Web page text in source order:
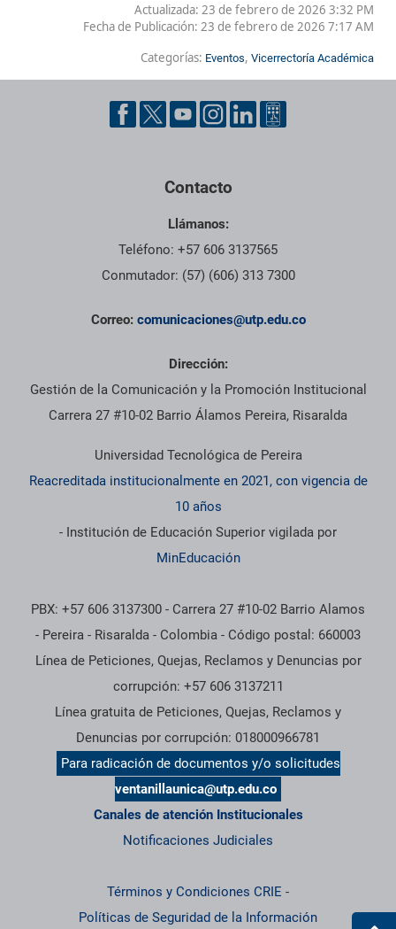
Actualizada: 23 de febrero de 2026 3:32 PM
Fecha de Publicación: 23 de febrero de 2026 7:17 AM
Categorías: Eventos, Vicerrectoría Académica
Contacto
Llámanos:
Teléfono: +57 606 3137565
Conmutador: (57) (606) 313 7300
Correo: comunicaciones@utp.edu.co
Dirección:
Gestión de la Comunicación y la Promoción Institucional
Carrera 27 #10-02 Barrio Álamos Pereira, Risaralda
Universidad Tecnológica de Pereira
Reacreditada institucionalmente en 2021, con vigencia de
10 años
- Institución de Educación Superior vigilada por
MinEducación
PBX: +57 606 3137300 - Carrera 27 #10-02 Barrio Alamos
- Pereira - Risaralda - Colombia - Código postal: 660003
Línea de Peticiones, Quejas, Reclamos y Denuncias por
corrupción: +57 606 3137211
Línea gratuita de Peticiones, Quejas, Reclamos y
Denuncias por corrupción: 018000966781
Para radicación de documentos y/o solicitudes
ventanillaunica@utp.edu.co
Canales de atención Institucionales
Notificaciones Judiciales
Términos y Condiciones CRIE -
Políticas de Seguridad de la Información